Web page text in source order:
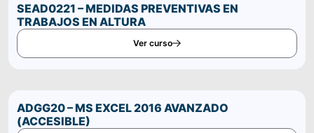
SEAD0221 – MEDIDAS PREVENTIVAS EN
TRABAJOS EN ALTURA
Ver curso
ADGG20 – MS EXCEL 2016 AVANZADO
(ACCESIBLE)